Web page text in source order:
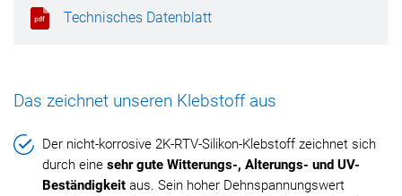
Technisches Datenblatt
Das zeichnet unseren Klebstoff aus
Der nicht-korrosive 2K-RTV-Silikon-Klebstoff zeichnet sich
durch eine sehr gute Witterungs-, Alterungs- und UV-
Beständigkeit aus. Sein hoher Dehnspannungswert